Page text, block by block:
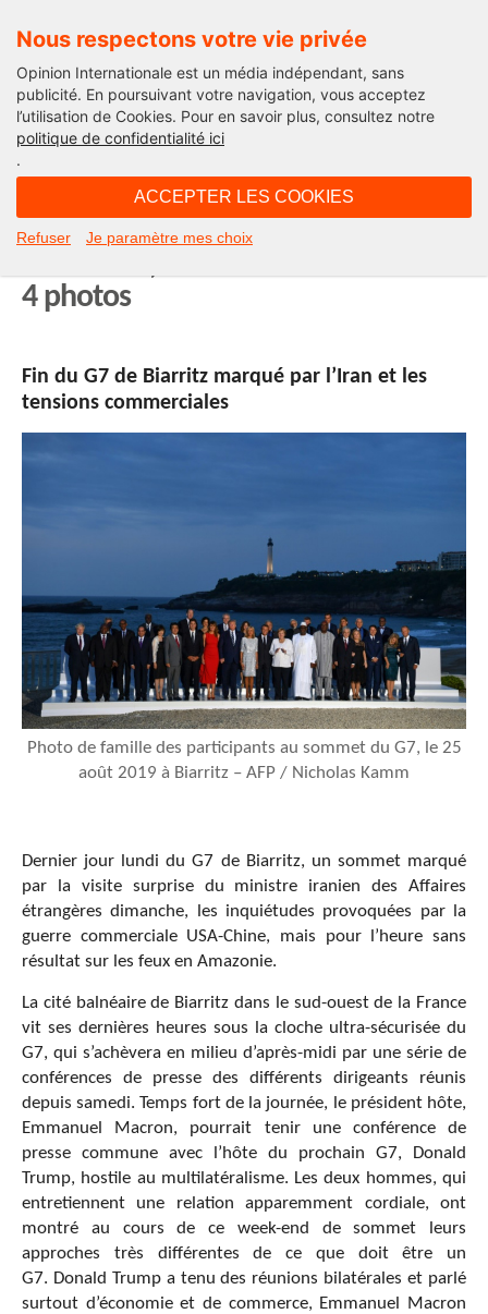
Nous respectons votre vie privée
Opinion Internationale est un média indépendant, sans
publicité. En poursuivant votre navigation, vous acceptez
l’utilisation de Cookies. Pour en savoir plus, consultez notre
politique de confidentialité ici
.
ACCEPTER LES COOKIES
Refuser Je paramètre mes choix
Actualité
G7, Trump, Cachemire indien,
4 photos
Fin du G7 de Biarritz marqué par l’Iran et les
tensions commerciales
Photo de famille des participants au sommet du G7, le 25
août 2019 à Biarritz – AFP / Nicholas Kamm
Dernier jour lundi du G7 de Biarritz, un sommet marqué
par la visite surprise du ministre iranien des Affaires
étrangères dimanche, les inquiétudes provoquées par la
guerre commerciale USA-Chine, mais pour l’heure sans
résultat sur les feux en Amazonie.
La cité balnéaire de Biarritz dans le sud-ouest de la France
vit ses dernières heures sous la cloche ultra-sécurisée du
G7, qui s’achèvera en milieu d’après-midi par une série de
conférences de presse des différents dirigeants réunis
depuis samedi. Temps fort de la journée, le président hôte,
Emmanuel Macron, pourrait tenir une conférence de
presse commune avec l’hôte du prochain G7, Donald
Trump, hostile au multilatéralisme. Les deux hommes, qui
entretiennent une relation apparemment cordiale, ont
montré au cours de ce week-end de sommet leurs
approches très différentes de ce que doit être un
G7. Donald Trump a tenu des réunions bilatérales et parlé
surtout d’économie et de commerce, Emmanuel Macron